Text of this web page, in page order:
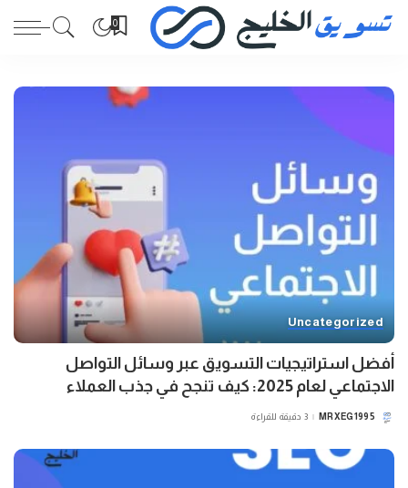
0
Uncategorized
أفضل استراتيجيات التسويق عبر وسائل التواصل
الاجتماعي لعام 2025: كيف تنجح في جذب العملاء
POSTED
MRXEG1995 3 دقيقة للقراءة